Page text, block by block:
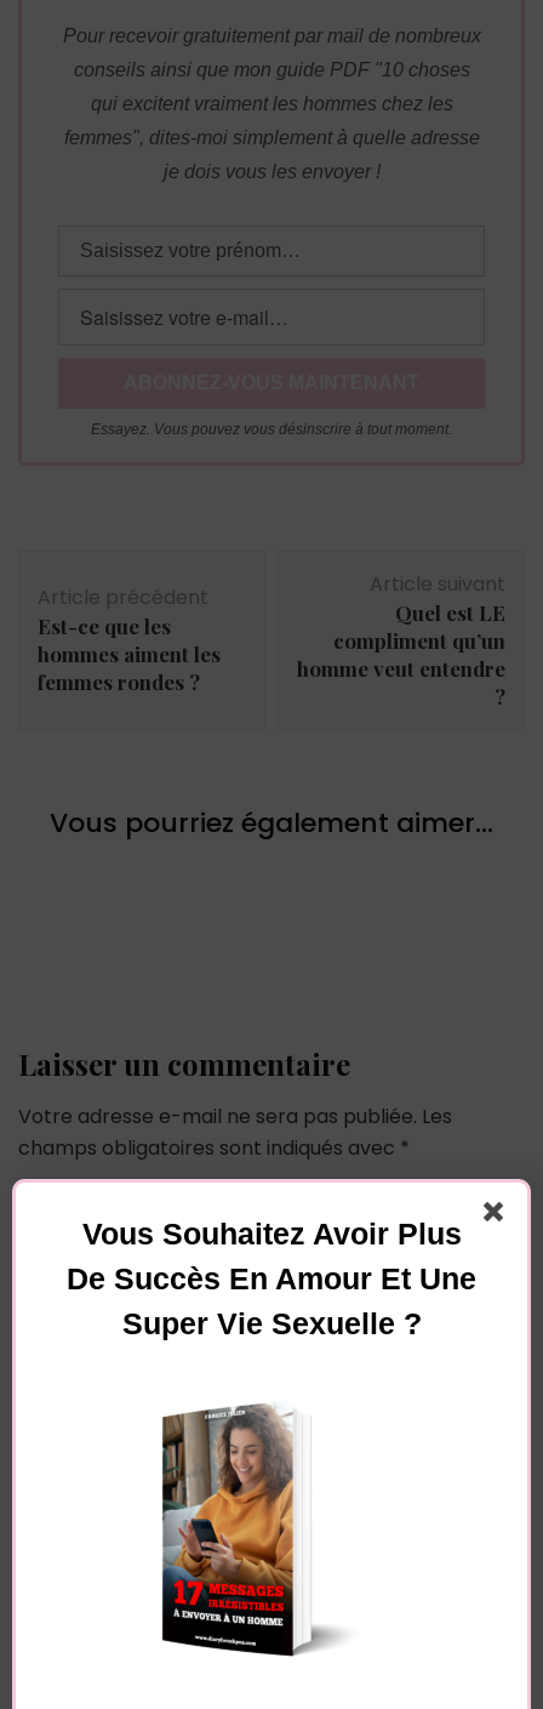
Pour recevoir gratuitement par mail de nombreux
conseils ainsi que mon guide PDF "10 choses
qui excitent vraiment les hommes chez les
femmes", dites-moi simplement à quelle adresse
je dois vous les envoyer !
Essayez. Vous pouvez vous désinscrire à tout moment.
d'article
Article précédent
Est-ce que les
hommes aiment les
femmes rondes ?
Article suivant
Quel est LE
compliment qu’un
homme veut entendre
?
Vous pourriez également aimer...
Laisser un commentaire
Votre adresse e-mail ne sera pas publiée. Les
champs obligatoires sont indiqués avec *
Vous Souhaitez Avoir Plus
De Succès En Amour Et Une
Super Vie Sexuelle ?